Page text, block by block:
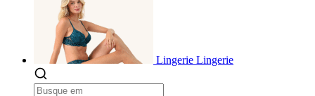
Lingerie Lingerie